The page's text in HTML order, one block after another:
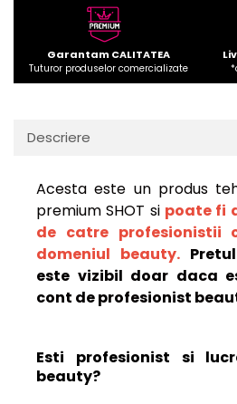
Garantam CALITATEA
Tuturor produselor comercializate
Descriere
Acesta este un produs
premium SHOT si poate fi
de catre profesionistii
domeniul beauty.
este vizibil doar daca
cont de profesionist
Esti profesionist si
beauty?